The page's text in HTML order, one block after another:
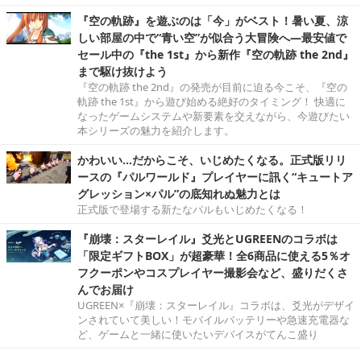
『空の軌跡』を遊ぶのは「今」がベスト！暑い夏、涼
しい部屋の中で“青い空”が似合う大冒険へ―最安値で
セール中の『the 1st』から新作『空の軌跡 the 2nd』
まで駆け抜けよう
『空の軌跡 the 2nd』の発売が目前に迫る今こそ、『空の
軌跡 the 1st』から遊び始める絶好のタイミング！ 快適に
なったゲームシステムや新要素を交えながら、今遊びたい
本シリーズの魅力を紹介します。
かわいい…だからこそ、いじめたくなる。正式版リリ
ースの『パルワールド』プレイヤーに訊く“キュートア
グレッション×パル”の底知れぬ魅力とは
正式版で登場する新たなパルもいじめたくなる！
『崩壊：スターレイル』爻光とUGREENのコラボは
「限定ギフトBOX」が超豪華！全6商品に使える5％オ
フクーポンやコスプレイヤー撮影会など、盛りだくさ
んでお届け
UGREEN×『崩壊：スターレイル』コラボは、爻光がデザイ
ンされていて美しい！モバイルバッテリーや急速充電器な
ど、ゲームと一緒に使いたいデバイスがてんこ盛り